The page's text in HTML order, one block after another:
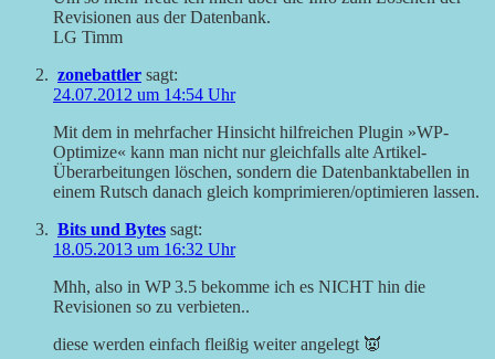
Revisionen aus der Datenbank.
LG Timm
zonebattler sagt:
24.07.2012 um 14:54 Uhr
Mit dem in mehrfacher Hinsicht hilfreichen Plugin »WP-
Optimize« kann man nicht nur gleichfalls alte Artikel-
Überarbeitungen löschen, sondern die Datenbanktabellen in
einem Rutsch danach gleich komprimieren/optimieren lassen.
Bits und Bytes sagt:
18.05.2013 um 16:32 Uhr
Mhh, also in WP 3.5 bekomme ich es NICHT hin die
Revisionen so zu verbieten..
diese werden einfach fleißig weiter angelegt 👿